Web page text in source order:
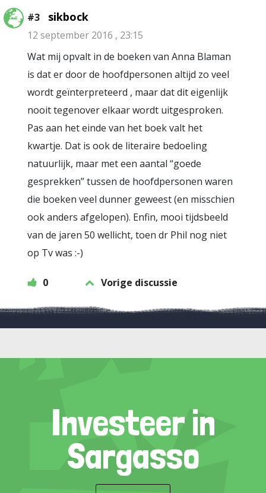
#3 sikbock
12 september 2016 , 23:15
Wat mij opvalt in de boeken van Anna Blaman
is dat er door de hoofdpersonen altijd zo veel
wordt geïnterpreteerd , maar dat dit eigenlijk
nooit tegenover elkaar wordt uitgesproken.
Pas aan het einde van het boek valt het
kwartje. Dat is ook de literaire bedoeling
natuurlijk, maar met een aantal “goede
gesprekken” tussen de hoofdpersonen waren
die boeken veel dunner geweest (en misschien
ook anders afgelopen). Enfin, mooi tijdsbeeld
van de jaren 50 wellicht, toen dr Phil nog niet
op Tv was :-)
0 Vorige discussie
Investeer in
Sargasso